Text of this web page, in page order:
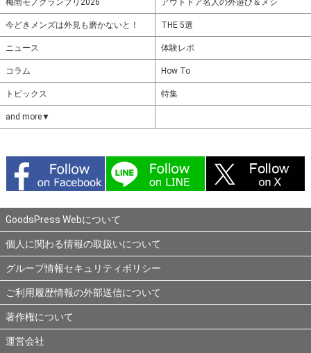
梅雨モノグランプリ2026 アウトドア名人の外遊び＆メシ
今どきメンズは外見も磨かないと！ THE 5選
ニュース 体験レポ
コラム How To
トピックス 特集
and more▼
GoodsPress Webについて
個人に関わる情報の取扱いについて
グループ情報セキュリティポリシー
ご利用履歴情報の外部送信について
著作権について
運営会社